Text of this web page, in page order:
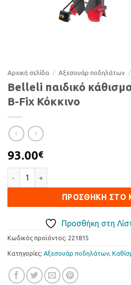
Αρχική σελίδα / Αξεσουάρ ποδηλάτων /
Belleli παιδικό
B-Fix Κόκκινο
93.00€
ΠΡΟΣΘΉΚΗ ΣΤΟ
Προσθήκη στη
Κωδικός προϊόντος: 221815
Κατηγορίες: Αξεσουάρ ποδηλάτων,